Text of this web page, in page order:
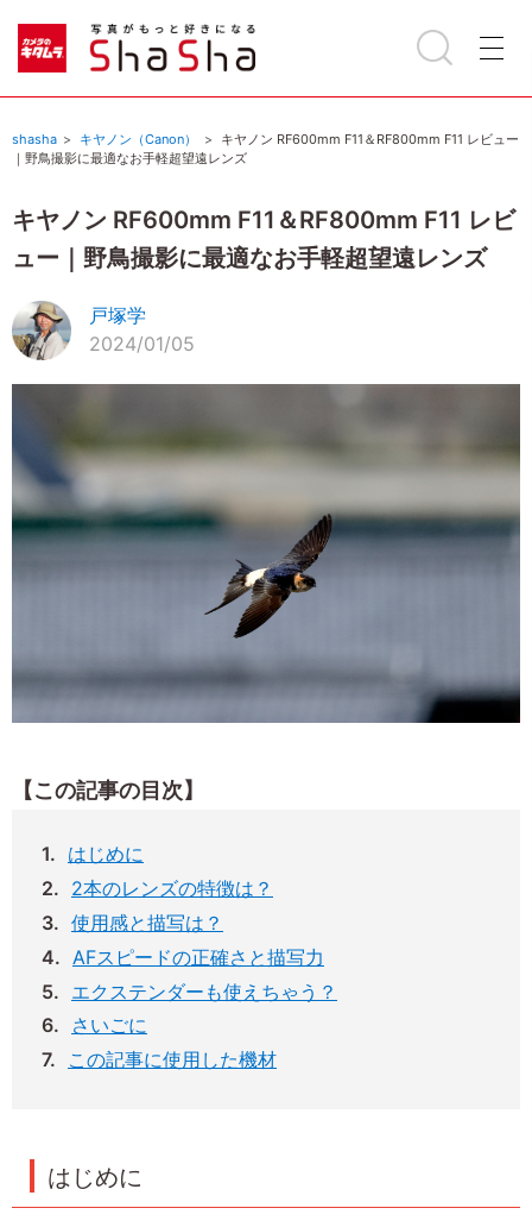
shasha キヤノン（Canon）
キヤノン RF600mm F11＆RF800mm F11 レビュー
｜野鳥撮影に最適なお手軽超望遠レンズ
キヤノン RF600mm F11＆RF800mm F11 レビ
ュー｜野鳥撮影に最適なお手軽超望遠レンズ
戸塚学
2024/01/05
【この記事の目次】
はじめに
2本のレンズの特徴は？
使用感と描写は？
AFスピードの正確さと描写力
エクステンダーも使えちゃう？
さいごに
この記事に使用した機材
はじめに